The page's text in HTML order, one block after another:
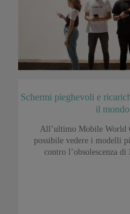
Schermi pieghevoli e
il
All’ultimo Mobile World
possibile vedere i modelli
contro l’obsolescenza